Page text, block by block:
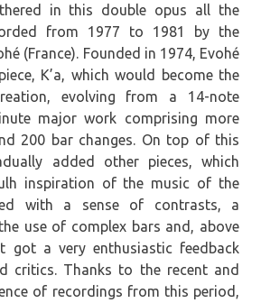
in this double opus all the
from 1977 to 1981 by the
(France). Founded in 1974, Evohé
K’a, which would become the
evolving from a 14-note
major work comprising more
200 bar changes. On top of this
added other pieces, which
inspiration of the music of the
with a sense of contrasts, a
use of complex bars and, above
got a very enthusiastic feedback
critics. Thanks to the recent and
of recordings from this period,